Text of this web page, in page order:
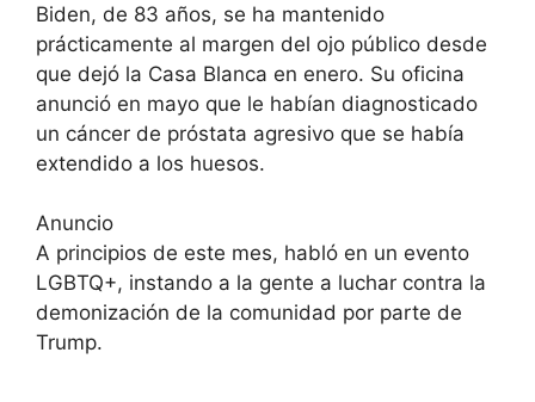
Biden, de 83 años, se ha mantenido
prácticamente al margen del ojo público desde
que dejó la Casa Blanca en enero. Su oficina
anunció en mayo que le habían diagnosticado
un cáncer de próstata agresivo que se había
extendido a los huesos.
Anuncio
A principios de este mes, habló en un evento
LGBTQ+, instando a la gente a luchar contra la
demonización de la comunidad por parte de
Trump.